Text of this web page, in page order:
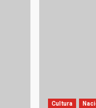
Cultura